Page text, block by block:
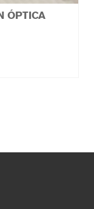
ÓPTICA